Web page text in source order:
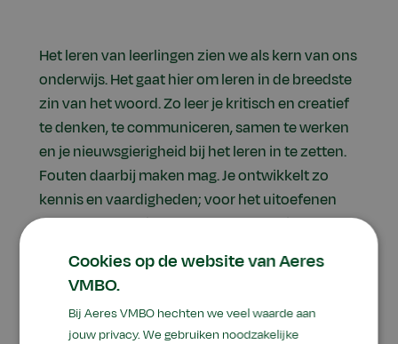
Het leren van leerlingen zien we als kern van ons
onderwijs. Het gaat hier om leren in de breedste
zin van het woord. Zo leer je kritisch en creatief
te denken, te communiceren, samen te werken
en je nieuwsgierigheid bij het leren in te zetten.
Fouten daarbij maken mag. Je ontwikkelt zo
kennis en vaardigheden; voor het uitoefenen
van je toekomstige beroep, om vooruit te
te blijven ontwikkelen. Je leert dit zowel via
algemene vakken als via (groene)
praktijkvakken.
Cookies op de website van Aeres
VMBO.
Bij Aeres VMBO hechten we veel waarde aan
jouw privacy. We gebruiken noodzakelijke